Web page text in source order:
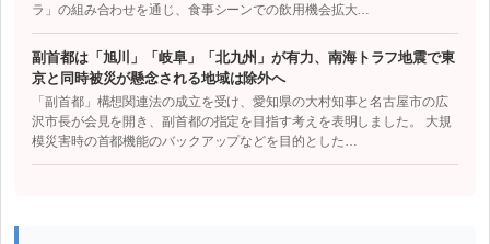
ラ」の組み合わせを通じ、食事シーンでの飲用機会拡大…
副首都は「旭川」「岐阜」「北九州」が有力、南海トラフ地震で東
京と同時被災が懸念される地域は除外へ
「副首都」構想関連法の成立を受け、愛知県の大村知事と名古屋市の広
沢市長が会見を開き、副首都の指定を目指す考えを表明しました。 大規
模災害時の首都機能のバックアップなどを目的とした…